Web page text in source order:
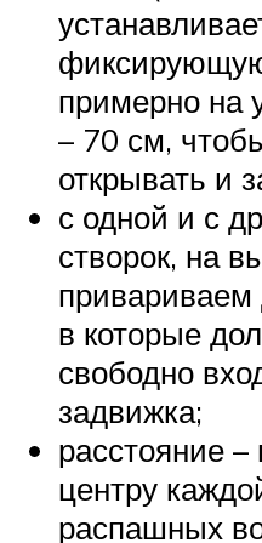
примерно на
– 70 см,
открывать и
с одной и с
створок, на
в которые
свободно
задвижка;
расстояние
центру
распашных